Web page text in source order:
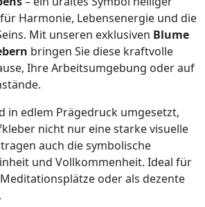
Harmonie, Lebensenergie und die
Mit unseren exklusiven Blume
bringen Sie diese kraftvolle
Ihre Arbeitsumgebung oder auf
in edlem Prägedruck umgesetzt,
nicht nur eine starke visuelle
auch die symbolische
und Vollkommenheit. Ideal für
oder als dezente